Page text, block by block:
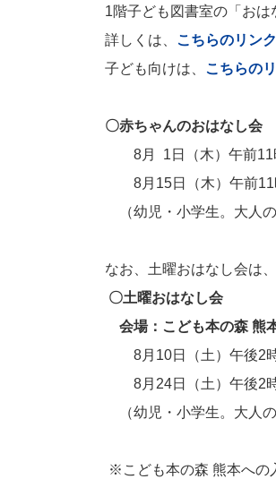
1階子ども図書室の「おは
詳しくは、 こちらのリン
子ども向けは、 こちらの
〇赤ちゃんのおはなし会
8月 1日（木）午前11
8月15日（木）午前11
（幼児・小学生。大人の
なお、土曜おはなし会は
〇土曜おはなし会
会場：こども本の森 熊
8月10日（土）午後2
8月24日（土）午後2
（幼児・小学生。大人の
※こども本の森 熊本への